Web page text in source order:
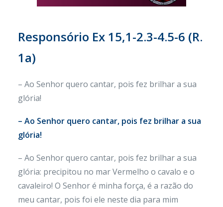
Responsório Ex 15,1-2.3-4.5-6 (R.
1a)
– Ao Senhor quero cantar, pois fez brilhar a sua
glória!
– Ao Senhor quero cantar, pois fez brilhar a sua
glória!
– Ao Senhor quero cantar, pois fez brilhar a sua
glória: precipitou no mar Vermelho o cavalo e o
cavaleiro! O Senhor é minha força, é a razão do
meu cantar, pois foi ele neste dia para mim